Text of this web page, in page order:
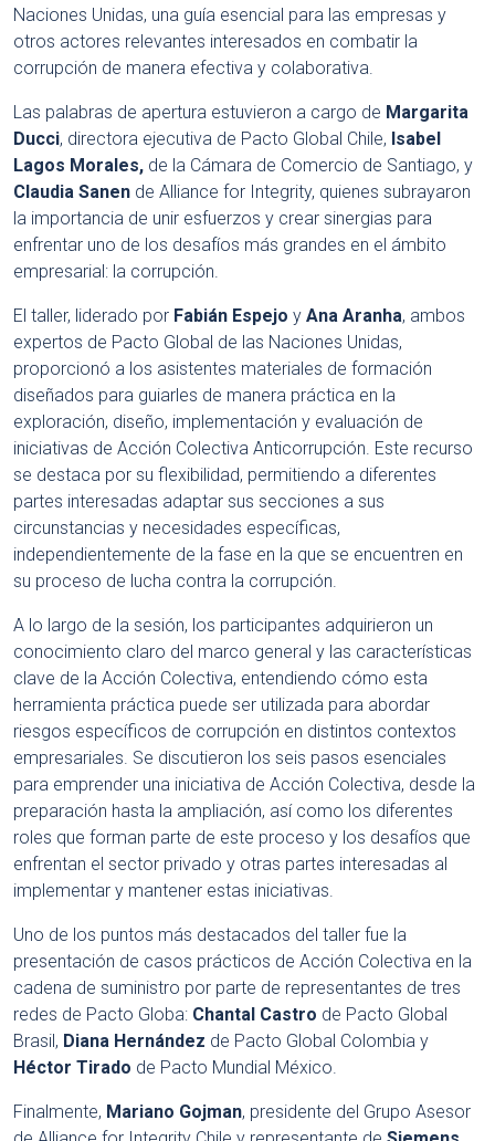
Naciones Unidas, una guía esencial para las empresas y
otros actores relevantes interesados en combatir la
corrupción de manera efectiva y colaborativa.
Las palabras de apertura estuvieron a cargo de Margarita
Ducci, directora ejecutiva de Pacto Global Chile, Isabel
Lagos Morales, de la Cámara de Comercio de Santiago, y
Claudia Sanen de Alliance for Integrity, quienes subrayaron
la importancia de unir esfuerzos y crear sinergias para
enfrentar uno de los desafíos más grandes en el ámbito
empresarial: la corrupción.
El taller, liderado por Fabián Espejo y Ana Aranha, ambos
expertos de Pacto Global de las Naciones Unidas,
proporcionó a los asistentes materiales de formación
diseñados para guiarles de manera práctica en la
exploración, diseño, implementación y evaluación de
iniciativas de Acción Colectiva Anticorrupción. Este recurso
se destaca por su flexibilidad, permitiendo a diferentes
partes interesadas adaptar sus secciones a sus
circunstancias y necesidades específicas,
independientemente de la fase en la que se encuentren en
su proceso de lucha contra la corrupción.
A lo largo de la sesión, los participantes adquirieron un
conocimiento claro del marco general y las características
clave de la Acción Colectiva, entendiendo cómo esta
herramienta práctica puede ser utilizada para abordar
riesgos específicos de corrupción en distintos contextos
empresariales. Se discutieron los seis pasos esenciales
para emprender una iniciativa de Acción Colectiva, desde la
preparación hasta la ampliación, así como los diferentes
roles que forman parte de este proceso y los desafíos que
enfrentan el sector privado y otras partes interesadas al
implementar y mantener estas iniciativas.
Uno de los puntos más destacados del taller fue la
presentación de casos prácticos de Acción Colectiva en la
cadena de suministro por parte de representantes de tres
redes de Pacto Globa: Chantal Castro de Pacto Global
Brasil, Diana Hernández de Pacto Global Colombia y
Héctor Tirado de Pacto Mundial México.
Finalmente, Mariano Gojman, presidente del Grupo Asesor